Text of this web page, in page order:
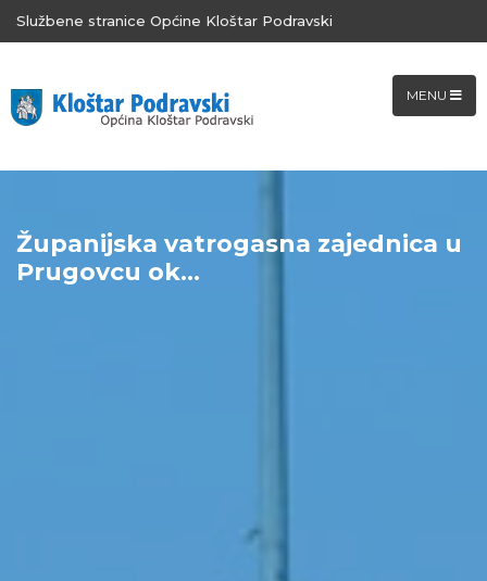
Službene stranice Općine Kloštar Podravski
MENU
Županijska vatrogasna zajednica u
Prugovcu ok...